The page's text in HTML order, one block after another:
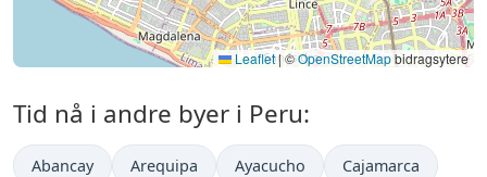
Leaflet|©OpenStreetMapbidragsytere
Tid nå i andre byer i Peru:
Abancay Arequipa Ayacucho Cajamarca